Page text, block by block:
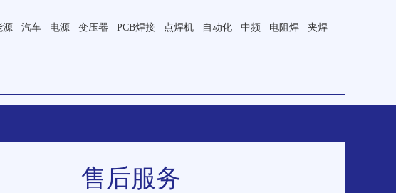
汽车 电源 变压器 PCB焊接 点焊机 自动化 中频 电阻焊 夹焊
售后服务